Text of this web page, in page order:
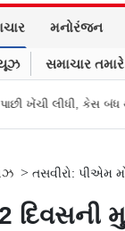
મનોરંજન
સમાચાર
લીધી, કેસ બંધ થયો
> તસવીરો: પીએમ
દિવસની